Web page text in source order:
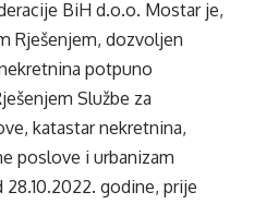
BiH d.o.o. Mostar je,
Rješenjem, dozvoljen
potpuno
Službe za
katastar nekretnina,
poslove i urbanizam
godine, prije